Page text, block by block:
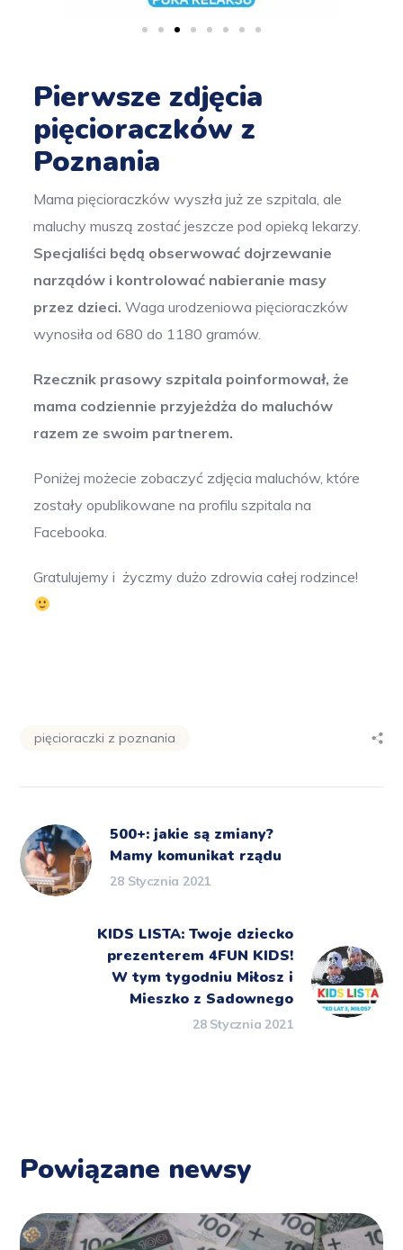
Pierwsze zdjęcia
pięcioraczków z
Poznania
Mama pięcioraczków wyszła już ze szpitala, ale
maluchy muszą zostać jeszcze pod opieką lekarzy.
Specjaliści będą obserwować dojrzewanie
narządów i kontrolować nabieranie masy
przez dzieci. Waga urodzeniowa pięcioraczków
wynosiła od 680 do 1180 gramów.
Rzecznik prasowy szpitala poinformował, że
mama codziennie przyjeżdża do maluchów
razem ze swoim partnerem.
Poniżej możecie zobaczyć zdjęcia maluchów, które
zostały opublikowane na profilu szpitala na
Facebooka.
Gratulujemy i życzmy dużo zdrowia całej rodzince!
pięcioraczki z poznania
500+: jakie są zmiany?
Mamy komunikat rządu
28 Stycznia 2021
KIDS LISTA: Twoje dziecko
prezenterem 4FUN KIDS!
W tym tygodniu Miłosz i
Mieszko z Sadownego
28 Stycznia 2021
Powiązane newsy